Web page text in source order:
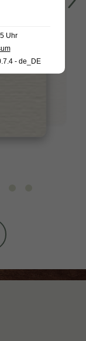
Produkt anzeigen
Uhr
- de_DE